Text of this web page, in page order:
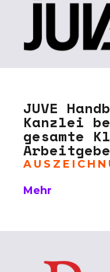
JUVE
Kanzlei
gesamte
Mehr